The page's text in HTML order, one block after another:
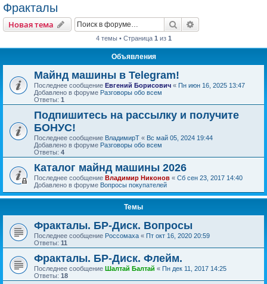
Фракталы
Новая тема Поиск
4 темы • Страница 1 из 1
Объявления
Майнд машины в Telegram!
Последнее сообщение Евгений Борисович « Пн июн 16, 2025 13:47
Добавлено в форуме Разговоры обо всем
Ответы: 1
Подпишитесь на рассылку и получите
БОНУС!
Последнее сообщение ВладимирТ « Вс май 05, 2024 19:44
Добавлено в форуме Разговоры обо всем
Ответы: 4
Каталог майнд машины 2026
Последнее сообщение Владимир Никонов « Сб сен 23, 2017 14:40
Добавлено в форуме Вопросы покупателей
Темы
Фракталы. БР-Диск. Вопросы
Последнее сообщение Россомаха « Пт окт 16, 2020 20:59
Ответы: 11
Фракталы. БР-Диск. Флейм.
Последнее сообщение Шалтай Балтай « Пн дек 11, 2017 14:25
Ответы: 18